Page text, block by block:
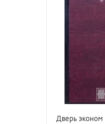
Дверь